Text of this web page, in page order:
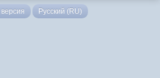
Русский (RU)